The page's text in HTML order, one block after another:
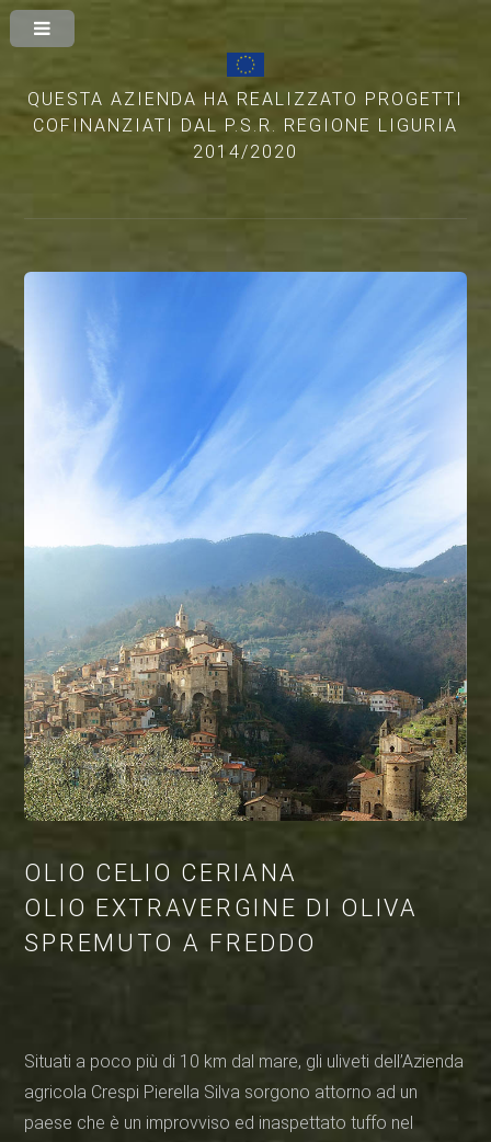
QUESTA AZIENDA HA REALIZZATO PROGETTI
COFINANZIATI DAL P.S.R. REGIONE LIGURIA
2014/2020
OLIO CELIO CERIANA
OLIO EXTRAVERGINE DI OLIVA
SPREMUTO A FREDDO
Situati a poco più di 10 km dal mare, gli uliveti dell’Azienda
agricola Crespi Pierella Silva sorgono attorno ad un
paese che è un improvviso ed inaspettato tuffo nel